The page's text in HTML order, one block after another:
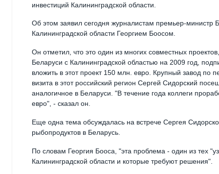
инвестиций Калининградской области.
Об этом заявил сегодня журналистам премьер-министр
Калининградской области Георгием Боосом.
Он отметил, что это один из многих совместных
Беларуси с Калининградской областью на 2009 год,
вложить в этот проект 150 млн. евро. Крупный завод по
визита в этот российский регион Сергей Сидорский
аналогичное в Беларуси. "В течение года коллеги
евро", - сказал он.
Еще одна тема обсуждалась на встрече Сергея
рыбопродуктов в Беларусь.
По словам Георгия Бооса, "эта проблема - один из тех
Калининградской области и которые требуют решения".